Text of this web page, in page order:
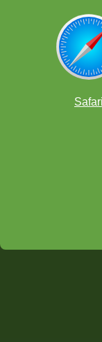
venită
Safari